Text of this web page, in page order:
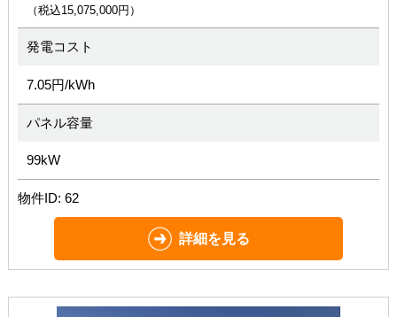
（税込15,075,000円）
発電コスト
7.05円/kWh
パネル容量
99kW
物件ID: 62
詳細を見る